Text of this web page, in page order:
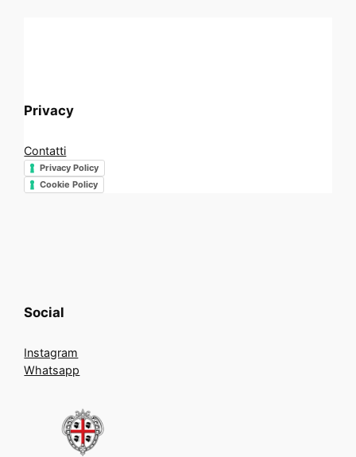
Privacy
Contatti
Privacy Policy
Cookie Policy
Social
Instagram
Whatsapp